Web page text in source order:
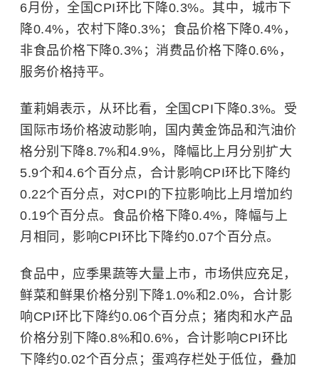
6月份，全国CPI环比下降0.3%。其中，城市下
降0.4%，农村下降0.3%；食品价格下降0.4%，
非食品价格下降0.3%；消费品价格下降0.6%，
服务价格持平。
董莉娟表示，从环比看，全国CPI下降0.3%。受
国际市场价格波动影响，国内黄金饰品和汽油价
格分别下降8.7%和4.9%，降幅比上月分别扩大
5.9个和4.6个百分点，合计影响CPI环比下降约
0.22个百分点，对CPI的下拉影响比上月增加约
0.19个百分点。食品价格下降0.4%，降幅与上
月相同，影响CPI环比下降约0.07个百分点。
食品中，应季果蔬等大量上市，市场供应充足，
鲜菜和鲜果价格分别下降1.0%和2.0%，合计影
响CPI环比下降约0.06个百分点；猪肉和水产品
价格分别下降0.8%和0.6%，合计影响CPI环比
下降约0.02个百分点；蛋鸡存栏处于低位，叠加